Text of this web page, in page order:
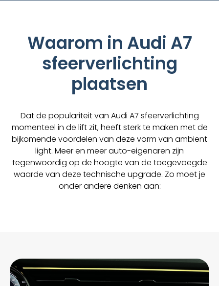
Waarom in Audi A7
sfeerverlichting
plaatsen
Dat de populariteit van Audi A7 sfeerverlichting
momenteel in de lift zit, heeft sterk te maken met de
bijkomende voordelen van deze vorm van ambient
light. Meer en meer auto-eigenaren zijn
tegenwoordig op de hoogte van de toegevoegde
waarde van deze technische upgrade. Zo moet je
onder andere denken aan: